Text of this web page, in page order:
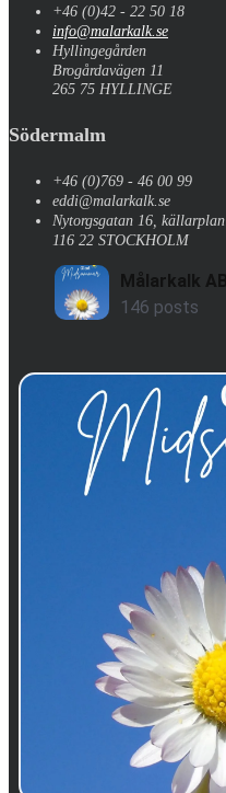
+46 (0)42 - 22 50 18
info@malarkalk.se
Hyllingegården
Brogårdavägen 11
265 75 HYLLINGE
Södermalm
+46 (0)769 - 46 00 99
eddi@malarkalk.se
Nytorgsgatan 16, källarplan
116 22 STOCKHOLM